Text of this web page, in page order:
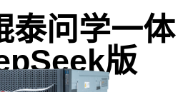
泰问学一体
版